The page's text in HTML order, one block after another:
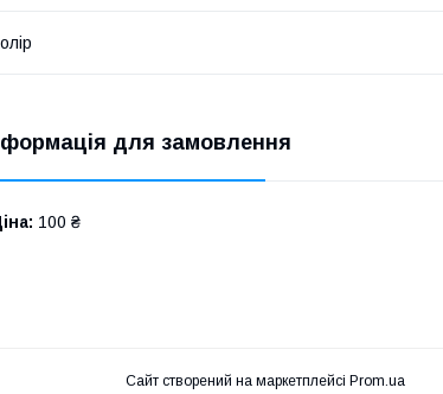
для замовлення
100 ₴
Сайт створений на маркетплейсі Prom.ua